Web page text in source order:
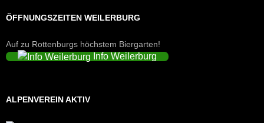
ÖFFNUNGSZEITEN WEILERBURG
Auf zu Rottenburgs höchstem Biergarten!
Info Weilerburg
ALPENVEREIN AKTIV